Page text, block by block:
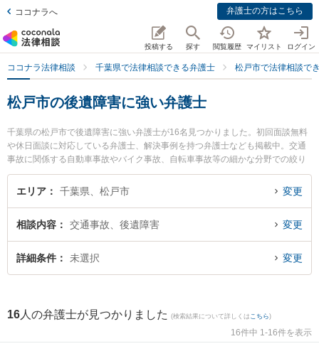
ココナラへ 弁護士の方はこちら
投稿する 探す 閲覧履歴 マイリスト ログイン
ココナラ法律相談 千葉県で法律相談できる弁護士 松戸市で法律相談で
松戸市の後遺障害に強い弁護士
千葉県の松戸市で後遺障害に強い弁護士が16名見つかりました。初回面談無料
や休日面談に対応している弁護士、解決事例を持つ弁護士なども掲載中。交通
事故に関係する自動車事故やバイク事故、自転車事故等の細かな分野での絞り
込み検索もでき便利です。特にウイング法律事務所の小玉 大介弁護士や東京ス
タートアップ法律事務所 松戸支店の内田 光一弁護士、ときわ綜合法律事務所の
相談したい』『後遺障害のトラブル解決の実績豊富な近くの弁護士を検索した
い』『初回相談無料で後遺障害を法律相談できる松戸市内の弁護士に相談予約
したい』などでお困りの相談者さんにおすすめです。
エリア 千葉県、松戸市 変更
相談内容 交通事故、後遺障害 変更
詳細条件 未選択 変更
16 人の弁護士が見つかりました (検索結果について詳しくは こちら)
16件中 1-16件を表示